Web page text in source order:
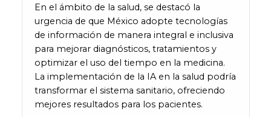
En el ámbito de la salud, se destacó la
urgencia de que México adopte tecnologías
de información de manera integral e inclusiva
para mejorar diagnósticos, tratamientos y
optimizar el uso del tiempo en la medicina.
La implementación de la IA en la salud podría
transformar el sistema sanitario, ofreciendo
mejores resultados para los pacientes.